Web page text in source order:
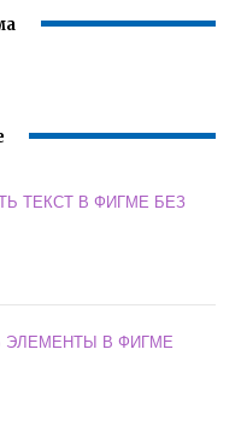
ТЕКСТ В ФИГМЕ БЕЗ
ЭЛЕМЕНТЫ В ФИГМЕ